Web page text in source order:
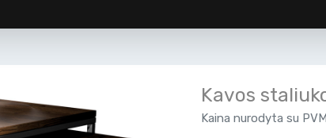
Kavos
Kaina nurodyta su PVM